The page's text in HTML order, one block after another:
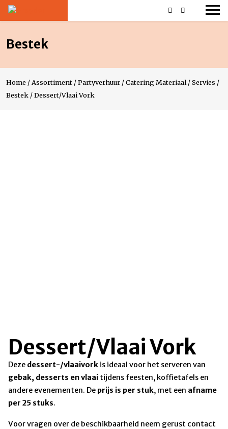
Bestek
Home / Assortiment /Partyverhuur /Catering Materiaal /Servies /
Bestek /Dessert/Vlaai Vork
Dessert/Vlaai Vork
Deze dessert-/vlaaivork is ideaal voor het serveren van
gebak, desserts en vlaai tijdens feesten, koffietafels en
andere evenementen. De prijs is per stuk, met een afname
per 25 stuks.
Voor vragen over de beschikbaarheid neem gerust contact